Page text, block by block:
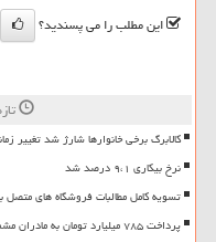
این مطلب را می پسندید؟
کالابرگ برخی خانوارها شارژ شد تغییر
نرخ بیکاری ۹،۱ درصد شد
تسویه کامل مطالبات فروشگاه های متصل
پرداخت ۷۸۵ میلیارد تومان به مادران مشمول کارت امید مهر